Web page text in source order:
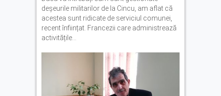
deșeurile militarilor de la Cincu, am aflat că
acestea sunt ridicate de serviciul comunei,
recent înființat. Francezii care administrează
activitățile...